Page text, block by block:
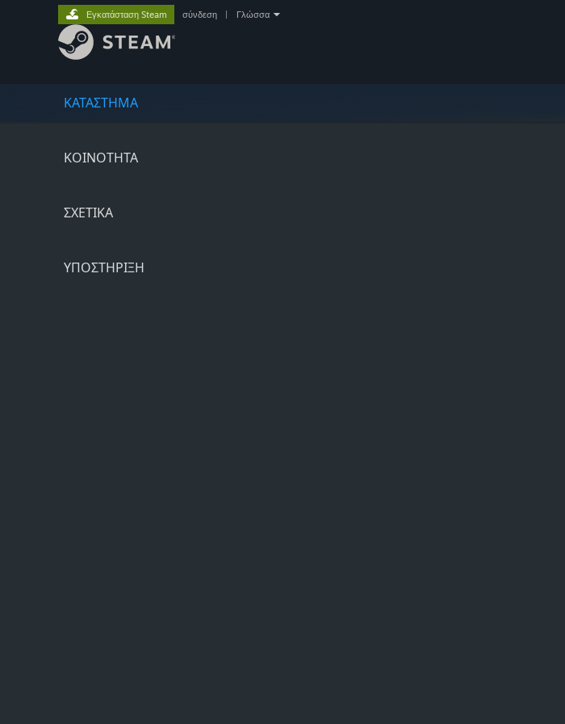
ΚΑΤΑΣΤΗΜΑ
ΚΟΙΝΟΤΗΤΑ
ΣΧΕΤΙΚΆ
ΥΠΟΣΤΗΡΙΞΗ
Εγκατάσταση Steam σύνδεση Γλώσσα